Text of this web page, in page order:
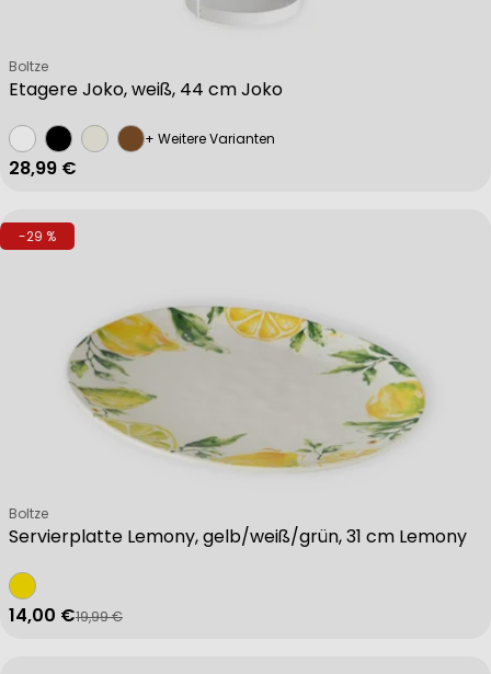
Etagere Joko, weiß, 44 cm Joko
Verkäufer:
Boltze
+ Weitere Varianten
Regulärer Preis
28,99 €
-29 %
Servierplatte Lemony, gelb/weiß/grün, 31 cm Lemony
Verkäufer:
Boltze
Verkaufspreis
14,00 €
Regulärer Preis
19,99 €